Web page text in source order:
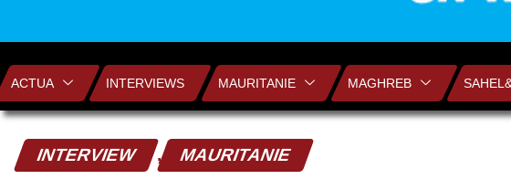
ACTUA INTERVIEWS MAURITANIE MAGHREB
INTERVIEW , MAURITANIE